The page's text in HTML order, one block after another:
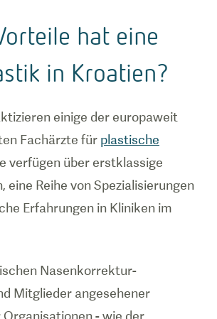
hat eine
in Kroatien?
einige der europaweit
Fachärzte für plastische
verfügen über erstklassige
eine Reihe von Spezialisierungen
Erfahrungen in Kliniken im
Nasenkorrektur-
Mitglieder angesehener
- wie der